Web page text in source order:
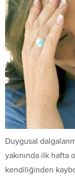
Duygusal
yakınında ilk hafta
kendiliğinden